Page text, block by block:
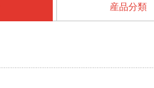
産品分類